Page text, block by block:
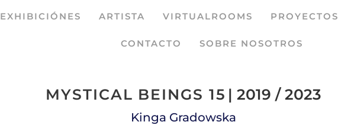
EXHIBICIÓNES ARTISTA VIRTUALROOMS PROYECTOS
CONTACTO SOBRE NOSOTROS
MYSTICAL BEINGS 15 | 2019 / 2023
Kinga Gradowska